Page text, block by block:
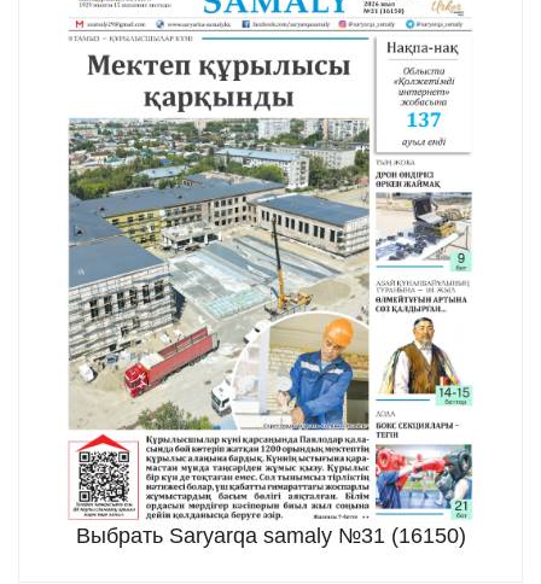
Выбрать Saryarqa samaly №31 (16150)